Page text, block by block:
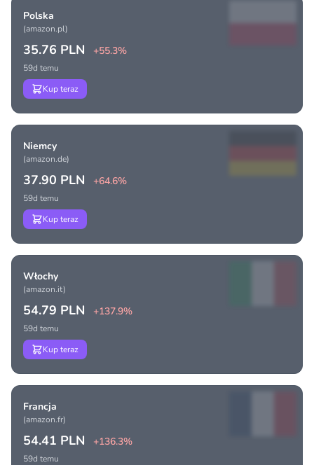
Polska
(amazon.pl)
35.76 PLN +55.3%
59d temu
Kup teraz
Niemcy
(amazon.de)
37.90 PLN +64.6%
59d temu
Kup teraz
Włochy
(amazon.it)
54.79 PLN +137.9%
59d temu
Kup teraz
Francja
(amazon.fr)
54.41 PLN +136.3%
59d temu